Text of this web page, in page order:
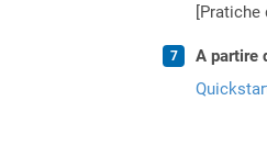
A partire